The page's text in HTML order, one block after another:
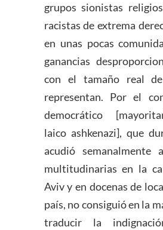
grupos sionistas
racistas de extrema
en unas pocas
ganancias
con el tamaño real
representan. Por el
democrático
laico ashkenazi], que
acudió semanalmente
multitudinarias en la
Aviv y en docenas de
país, no consiguió en la
traducir la